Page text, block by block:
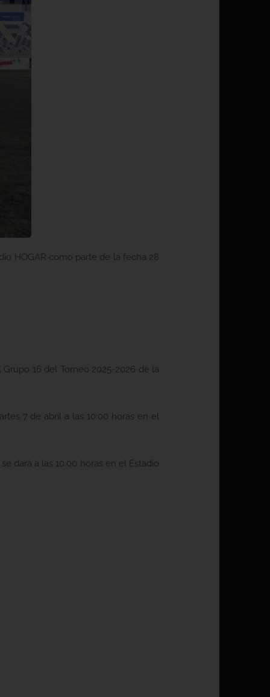
HOGAR como parte de la fecha 28
16 del Torneo 2025-2026 de la
7 de abril a las 10:00 horas en el
dará a las 10:00 horas en el Estadio